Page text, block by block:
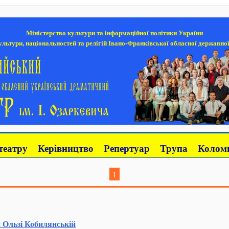
Міністерство культури та інформаційної політики України
національностей та релігій Івано-Франківської обласної державної
Керівництво Репертуар Трупа
1
Кобилянській